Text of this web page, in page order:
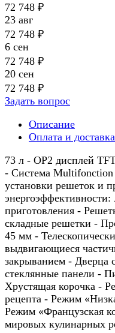
72 748 ₽
23 авг
72 748 ₽
6 сен
72 748 ₽
20 сен
72 748 ₽
Задать вопрос
Описание
Оплата и доставка
73 л - OP2 дисплей
- Система Multifonction
установки решеток и
приготовления -
складные решетки -
45 мм -
выдвигающиеся
закрыванием - Дверца
стеклянные панели -
Хрустящая корочка -
рецепта - Режим
Режим «Французская
мировых кулинарных